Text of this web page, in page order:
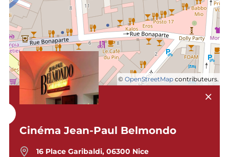
© OpenStreetMap contributeurs.
Cinéma Jean-Paul Belmondo
16 Place Garibaldi, 06300 Nice